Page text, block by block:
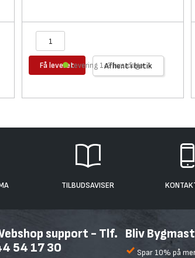
Få leveret Afhent i butik
Levering 1-2 hverdage
TILBUDSAVISER
support - Tlf.
54 17 30
Bliv
Spar 10% på